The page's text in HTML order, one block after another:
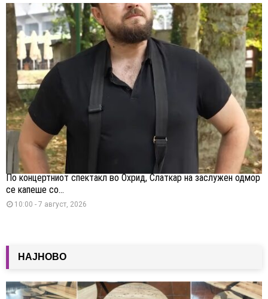
По концертниот спектакл во Охрид, Слаткар на заслужен одмор
се капеше со...
10:00 - 7 август, 2026
НАЈНОВО